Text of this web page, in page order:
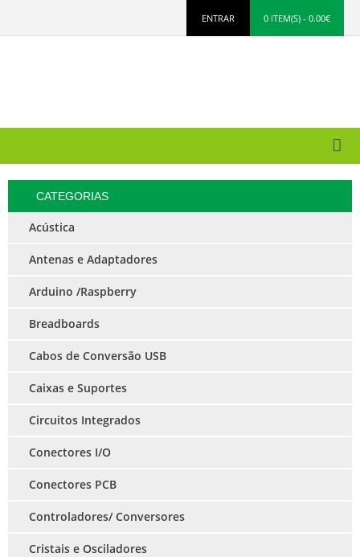
ENTRAR 0 ITEM(S) - 0.00€
CATEGORIAS
Acústica
Antenas e Adaptadores
Arduino /Raspberry
Breadboards
Cabos de Conversão USB
Caixas e Suportes
Circuitos Integrados
Conectores I/O
Conectores PCB
Controladores/ Conversores
Cristais e Osciladores